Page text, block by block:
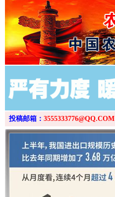
投稿邮箱： 3555333776@QQ.COM